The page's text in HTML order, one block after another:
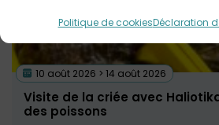
Politique de cookiesDéclaration
10 août 2026 > 14 août 2026
Visite de la criée avec
des poissons